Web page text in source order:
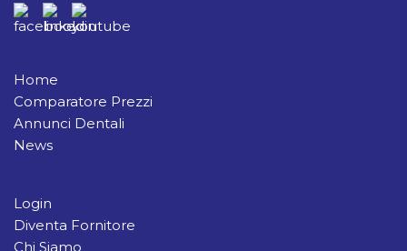
Home
Comparatore Prezzi
Annunci Dentali
News
Login
Diventa Fornitore
Chi Siamo